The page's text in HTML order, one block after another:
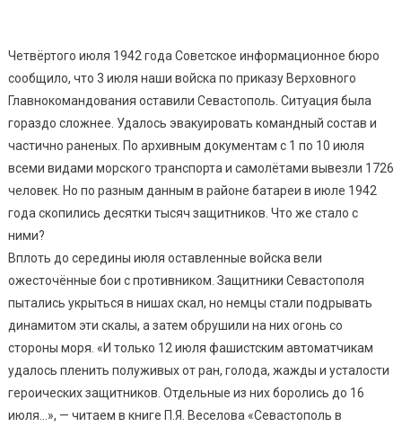
Четвёртого июля 1942 года Советское информационное бюро
сообщило, что 3 июля наши войска по приказу Верховного
Главнокомандования оставили Севастополь. Ситуация была
гораздо сложнее. Удалось эвакуировать командный состав и
частично раненых. По архивным документам с 1 по 10 июля
всеми видами морского транспорта и самолётами вывезли 1726
человек. Но по разным данным в районе батареи в июле 1942
года скопились десятки тысяч защитников. Что же стало с
ними?
Вплоть до середины июля оставленные войска вели
ожесточённые бои с противником. Защитники Севастополя
пытались укрыться в нишах скал, но немцы стали подрывать
динамитом эти скалы, а затем обрушили на них огонь со
стороны моря. «И только 12 июля фашистским автоматчикам
удалось пленить полуживых от ран, голода, жажды и усталости
героических защитников. Отдельные из них боролись до 16
июля…», — читаем в книге П.Я. Веселова «Севастополь в